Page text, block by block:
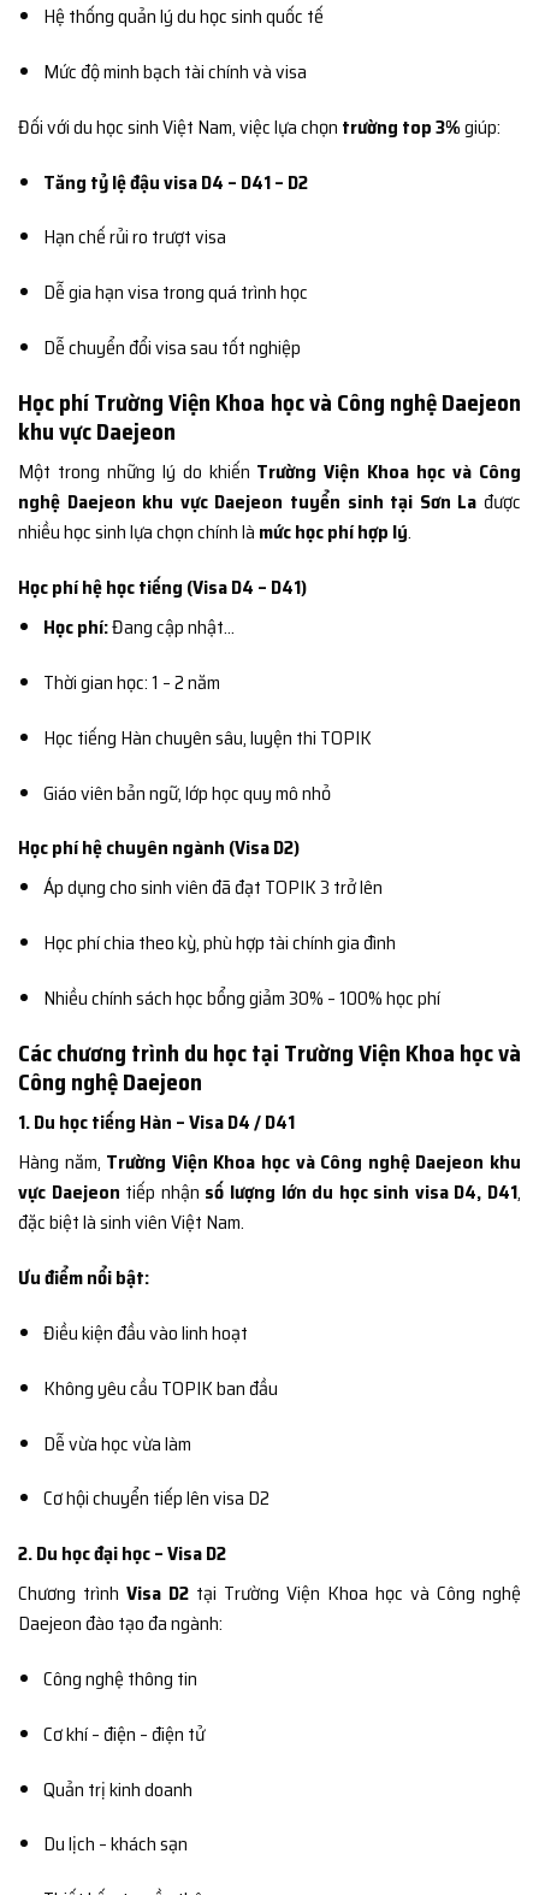
Hệ thống quản lý du học sinh quốc tế
Mức độ minh bạch tài chính và visa
Đối với du học sinh Việt Nam, việc lựa chọn trường top 3%giúp:
Tăng tỷ lệ đậu visa D4 – D41 – D2
Hạn chế rủi ro trượt visa
Dễ gia hạn visa trong quá trình học
Dễ chuyển đổi visa sau tốt nghiệp
Học phí Trường Viện Khoa học và Công nghệ Daejeon
khu vực Daejeon
Một trong những lý do khiến Trường Viện Khoa học và Công
nghệ Daejeon khu vực Daejeon tuyển sinh tại Sơn La được
nhiều học sinh lựa chọn chính là mức học phí hợp lý.
Học phí hệ học tiếng (Visa D4 – D41)
Học phí:Đang cập nhật…
Thời gian học: 1 – 2 năm
Học tiếng Hàn chuyên sâu, luyện thi TOPIK
Giáo viên bản ngữ, lớp học quy mô nhỏ
Học phí hệ chuyên ngành (Visa D2)
Áp dụng cho sinh viên đã đạt TOPIK 3 trở lên
Học phí chia theo kỳ, phù hợp tài chính gia đình
Nhiều chính sách học bổng giảm 30% – 100% học phí
Các chương trình du học tại Trường Viện Khoa học và
Công nghệ Daejeon
1. Du học tiếng Hàn – Visa D4 / D41
Hàng năm, Trường Viện Khoa học và Công nghệ Daejeon khu
vực Daejeon tiếp nhận số lượng lớn du học sinh visa D4, D41,
đặc biệt là sinh viên Việt Nam.
Ưu điểm nổi bật:
Điều kiện đầu vào linh hoạt
Không yêu cầu TOPIK ban đầu
Dễ vừa học vừa làm
Cơ hội chuyển tiếp lên visa D2
2. Du học đại học – Visa D2
Chương trình Visa D2 tại Trường Viện Khoa học và Công nghệ
Daejeon đào tạo đa ngành:
Công nghệ thông tin
Cơ khí – điện – điện tử
Quản trị kinh doanh
Du lịch – khách sạn